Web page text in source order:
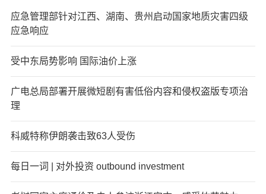
应急管理部针对江西、湖南、贵州启动国家地质灾害四级
应急响应
受中东局势影响 国际油价上涨
广电总局部署开展微短剧有害低俗内容和侵权盗版专项治
理
科威特称伊朗袭击致63人受伤
每日一词 | 对外投资 outbound investment